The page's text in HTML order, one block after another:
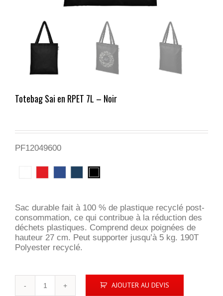
Totebag Sai en RPET 7L – Noir
PF12049600
Sac durable fait à 100 % de plastique recyclé post-
consommation, ce qui contribue à la réduction des
déchets plastiques. Comprend deux poignées de
hauteur 27 cm. Peut supporter jusqu’à 5 kg. 190T
Polyester recyclé.
AJOUTER AU DEVIS